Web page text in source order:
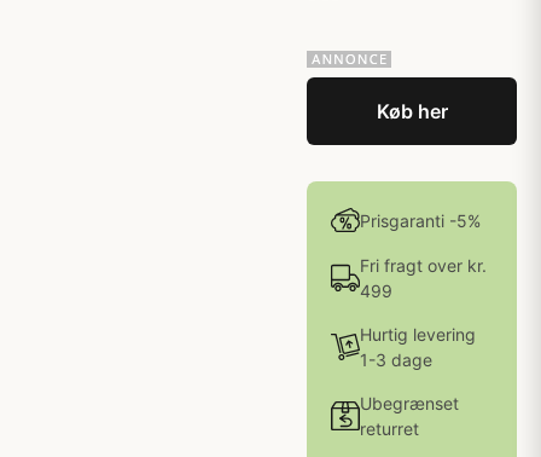
Køb her
Prisgaranti -5%
Fri fragt over kr.
499
Hurtig levering
1-3 dage
Ubegrænset
returret